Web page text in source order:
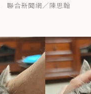
聯合新聞網／陳思翰